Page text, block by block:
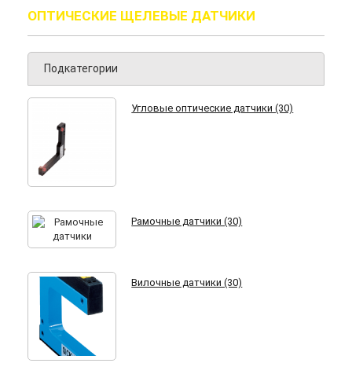
ОПТИЧЕСКИЕ ЩЕЛЕВЫЕ ДАТЧИКИ
Подкатегории
Угловые оптические датчики (30)
Рамочные датчики (30)
Вилочные датчики (30)